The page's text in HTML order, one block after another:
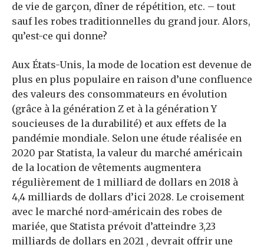
de vie de garçon, dîner de répétition, etc. – tout
sauf les robes traditionnelles du grand jour. Alors,
qu’est-ce qui donne?
Aux États-Unis, la mode de location est devenue de
plus en plus populaire en raison d’une confluence
des valeurs des consommateurs en évolution
(grâce à la génération Z et à la génération Y
soucieuses de la durabilité) et aux effets de la
pandémie mondiale. Selon une étude réalisée en
2020 par Statista, la valeur du marché américain
de la location de vêtements augmentera
régulièrement de 1 milliard de dollars en 2018 à
4,4 milliards de dollars d’ici 2028. Le croisement
avec le marché nord-américain des robes de
mariée, que Statista prévoit d’atteindre 3,23
milliards de dollars en 2021 , devrait offrir une